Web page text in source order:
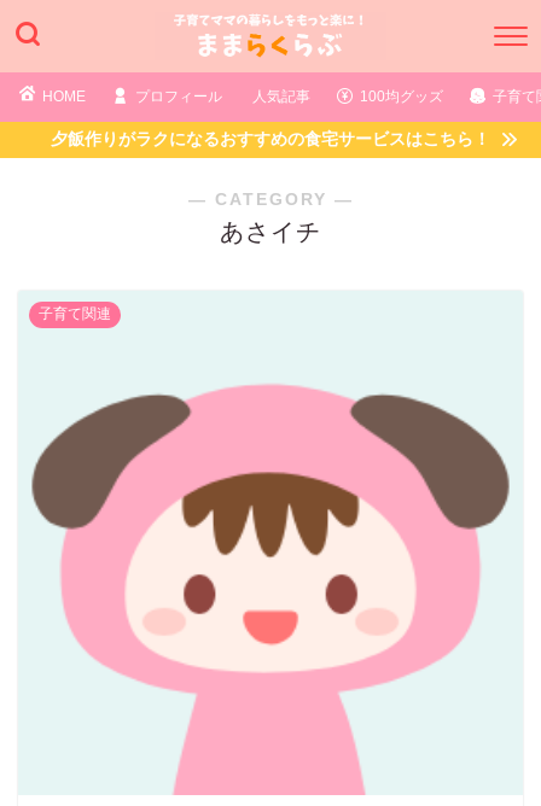
HOME プロフィール 人気記事 100均グッズ 子育て
夕飯作りがラクになるおすすめの食宅サービスはこちら！
― CATEGORY ―
あさイチ
子育て関連